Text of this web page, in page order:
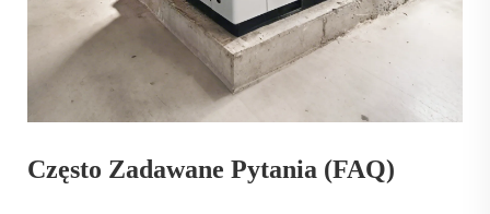
Często Zadawane Pytania (FAQ)